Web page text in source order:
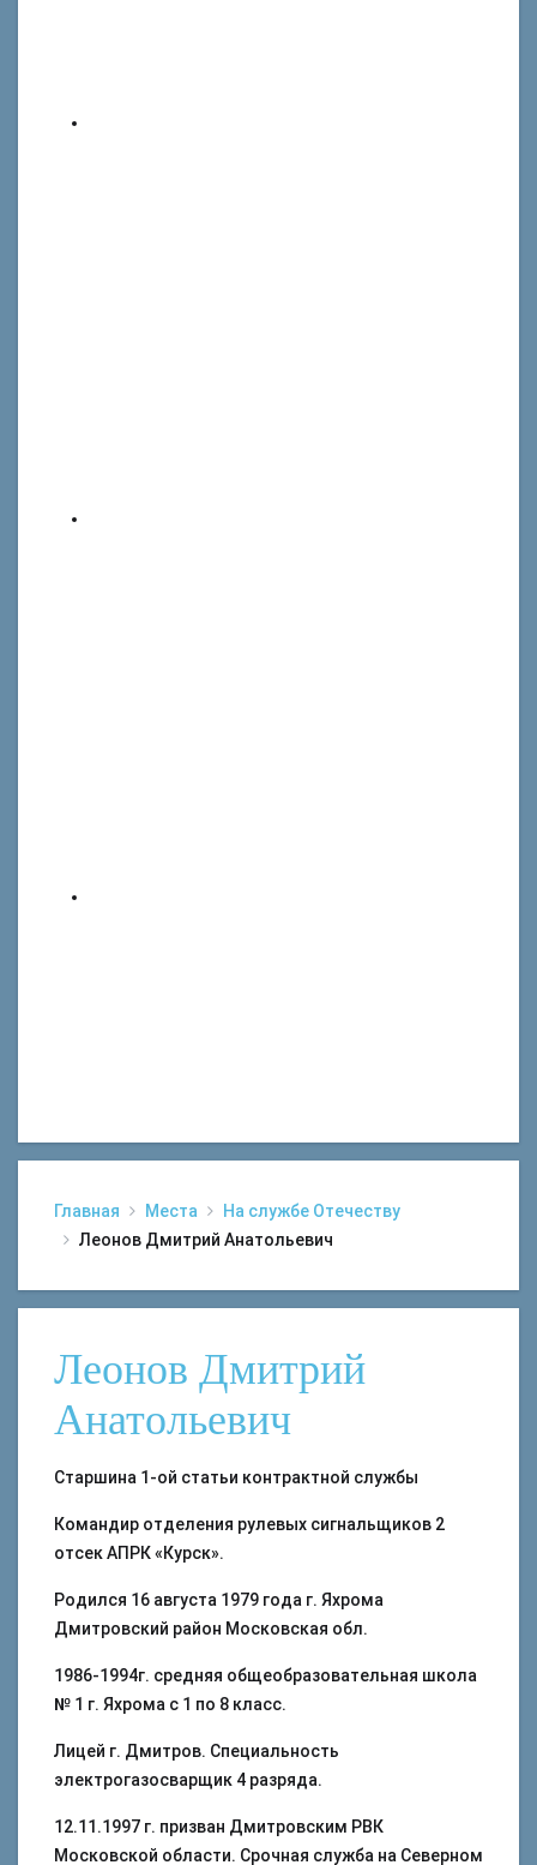
Главная Места
На службе Отечеству
Леонов Дмитрий Анатольевич
Леонов Дмитрий
Анатольевич
Старшина 1-ой статьи контрактной службы
Командир отделения рулевых сигнальщиков 2
отсек АПРК «Курск».
Родился 16 августа 1979 года г. Яхрома
Дмитровский район Московская обл.
1986-1994г. средняя общеобразовательная школа
№ 1 г. Яхрома с 1 по 8 класс.
Лицей г. Дмитров. Специальность
электрогазосварщик 4 разряда.
12.11.1997 г. призван Дмитровским РВК
Московской области. Срочная служба на Северном